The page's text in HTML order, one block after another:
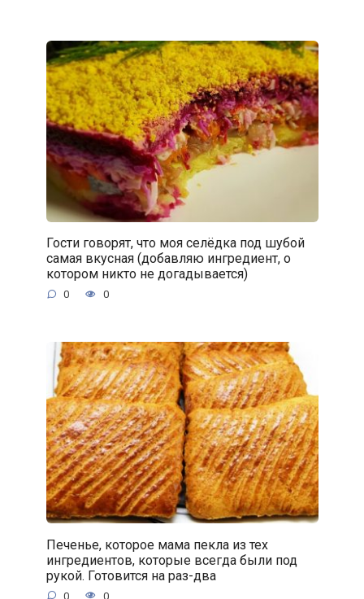
Гости говорят, что моя селёдка под шубой
самая вкусная (добавляю ингредиент, о
котором никто не догадывается)
0 0
Печенье, которое мама пекла из тех
ингредиентов, которые всегда были под
рукой. Готовится на раз-два
0 0